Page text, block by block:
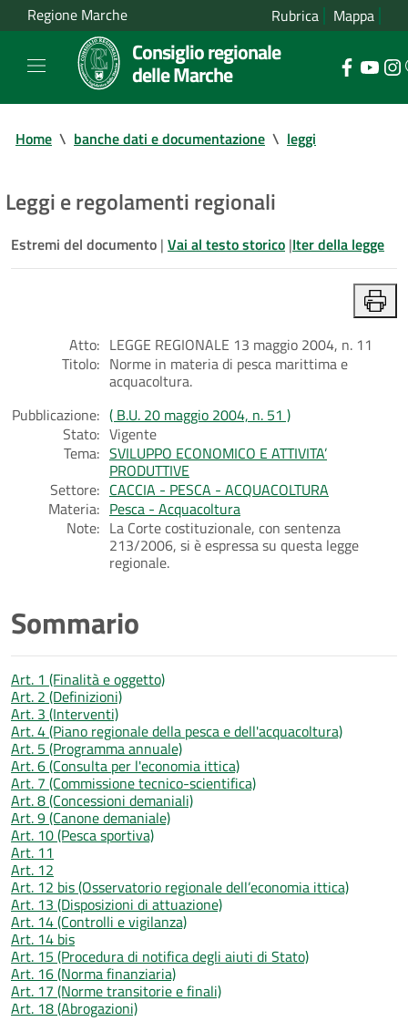
Regione Marche Rubrica Mappa
Consiglio regionale
delle Marche
Home \ banche dati e documentazione \ leggi
Leggi e regolamenti regionali
Estremi del documento | Vai al testo storico |Iter della legge
Atto: LEGGE REGIONALE 13 maggio 2004, n. 11
Titolo: Norme in materia di pesca marittima e
acquacoltura.
Pubblicazione: ( B.U. 20 maggio 2004, n. 51 )
Stato: Vigente
Tema: SVILUPPO ECONOMICO E ATTIVITA’
PRODUTTIVE
Settore: CACCIA - PESCA - ACQUACOLTURA
Materia: Pesca - Acquacoltura
Note: La Corte costituzionale, con sentenza
213/2006, si è espressa su questa legge
regionale.
Sommario
Art. 1 (Finalità e oggetto)
Art. 2 (Definizioni)
Art. 3 (Interventi)
Art. 4 (Piano regionale della pesca e dell'acquacoltura)
Art. 5 (Programma annuale)
Art. 6 (Consulta per l'economia ittica)
Art. 7 (Commissione tecnico-scientifica)
Art. 8 (Concessioni demaniali)
Art. 9 (Canone demaniale)
Art. 10 (Pesca sportiva)
Art. 11
Art. 12
Art. 12 bis (Osservatorio regionale dell’economia ittica)
Art. 13 (Disposizioni di attuazione)
Art. 14 (Controlli e vigilanza)
Art. 14 bis
Art. 15 (Procedura di notifica degli aiuti di Stato)
Art. 16 (Norma finanziaria)
Art. 17 (Norme transitorie e finali)
Art. 18 (Abrogazioni)